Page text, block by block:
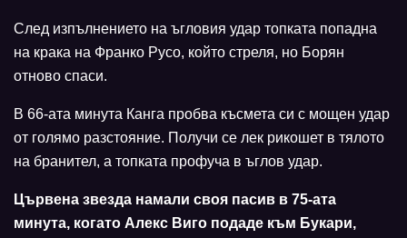
След изпълнението на ъгловия удар топката попадна
на крака на Франко Русо, който стреля, но Борян
отново спаси.
В 66-ата минута Канга пробва късмета си с мощен удар
от голямо разстояние. Получи се лек рикошет в тялото
на бранител, а топката профуча в ъглов удар.
Цървена звезда намали своя пасив в 75-ата
минута, когато Алекс Виго подаде към Букари,